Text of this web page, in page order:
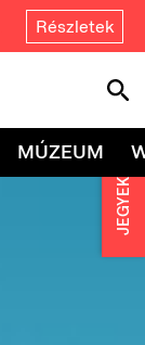
Részletek
MÚZEUM
JEGYEK